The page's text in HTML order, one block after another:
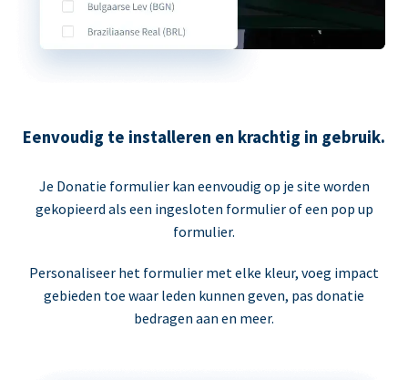
Eenvoudig te installeren en krachtig in gebruik.
Je Donatie formulier kan eenvoudig op je site worden
gekopieerd als een ingesloten formulier of een pop up
formulier.
Personaliseer het formulier met elke kleur, voeg impact
gebieden toe waar leden kunnen geven, pas donatie
bedragen aan en meer.